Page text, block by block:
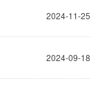
2024-11-25
2024-09-18